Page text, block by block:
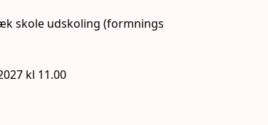
skole udskoling (formnings
kl 11.00